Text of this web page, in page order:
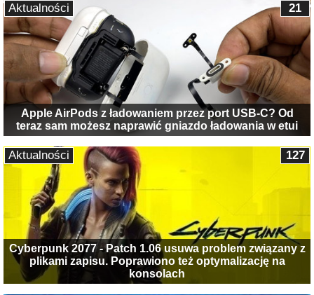
Apple AirPods z ładowaniem przez port USB-C? Od
teraz sam możesz naprawić gniazdo ładowania w etui
21
Aktualności
Cyberpunk 2077 - Patch 1.06 usuwa problem związany z
plikami zapisu. Poprawiono też optymalizację na
konsolach
127
Aktualności